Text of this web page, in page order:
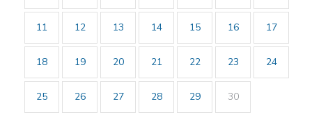
11 12 13 14 15 16 17
18 19 20 21 22 23 24
25 26 27 28 29 30